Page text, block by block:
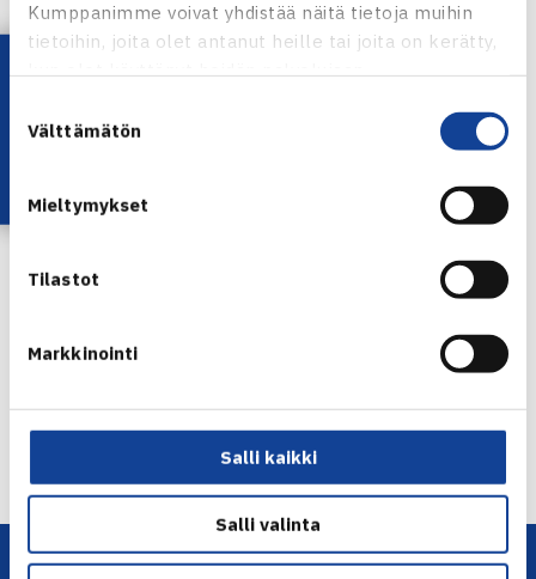
Kumppanimme voivat yhdistää näitä tietoja muihin
tietoihin, joita olet antanut heille tai joita on kerätty,
valinta
Välttämätön
Mieltymykset
Tilastot
Markkinointi
Salli kaikki
Salli valinta
Puolivälieriä: Amina Anshba/Polina Bakhmutkina Venäjä
(4.) – Lila Humaloja/Pia Pajus Viro 60 61
Narva Cup verkossa
← Edellinen
Seuraava uutinen: Finnish Tourin ensimmäiset…
Lataa OmaTennis!